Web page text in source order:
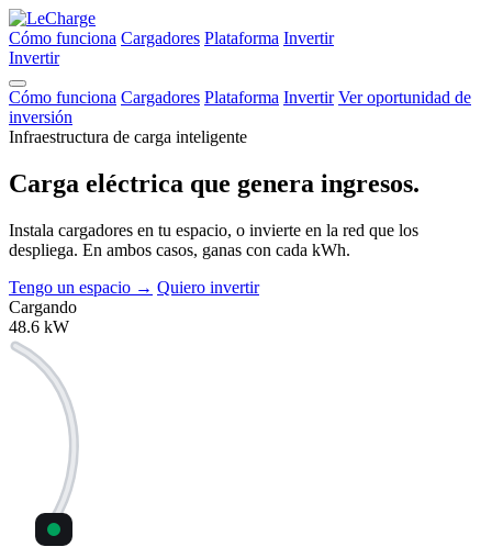
Cómo funciona Cargadores Plataforma Invertir
Invertir
Cómo funciona Cargadores Plataforma Invertir Ver oportunidad de
inversión
Infraestructura de carga inteligente
Carga eléctrica que genera ingresos.
Instala cargadores en tu espacio, o invierte en la red que los
despliega. En ambos casos, ganas con cada kWh.
Tengo un espacio → Quiero invertir
Cargando
48.6 kW